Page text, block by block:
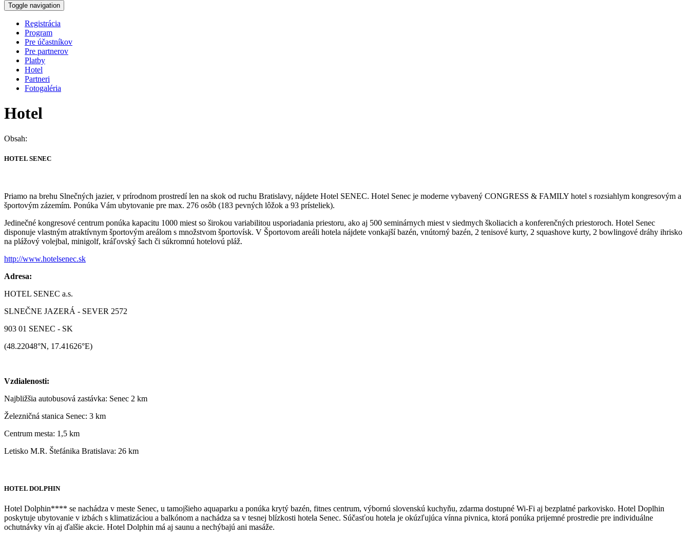
Toggle navigation
Registrácia
Program
Pre účastníkov
Pre partnerov
Platby
Hotel
Partneri
Fotogaléria
Hotel
Obsah:
HOTEL SENEC
Priamo na brehu Slnečných jazier, v prírodnom prostredí len na skok od ruchu Bratislavy, nájdete Hotel SENEC. Hotel Senec je moderne vybavený CONGRESS & FAMILY hotel s rozsiahlym kongresovým a
športovým zázemím. Ponúka Vám ubytovanie pre max. 276 osôb (183 pevných lôžok a 93 prísteliek).
Jedinečné kongresové centrum ponúka kapacitu 1000 miest so širokou variabilitou usporiadania priestoru, ako aj 500 seminárnych miest v siedmych školiacich a konferenčných priestoroch. Hotel Senec
disponuje vlastným atraktívnym športovým areálom s množstvom športovísk. V Športovom areáli hotela nájdete vonkajší bazén, vnútorný bazén, 2 tenisové kurty, 2 squashove kurty, 2 bowlingové dráhy ihrisko
na plážový volejbal, minigolf, kráľovský šach či súkromnú hotelovú pláž.
http://www.hotelsenec.sk
Adresa:
HOTEL SENEC a.s.
SLNEČNE JAZERÁ - SEVER 2572
903 01 SENEC - SK
(48.22048°N, 17.41626°E)
Vzdialenosti:
Najbližšia autobusová zastávka: Senec 2 km
Železničná stanica Senec: 3 km
Centrum mesta: 1,5 km
Letisko M.R. Štefánika Bratislava: 26 km
HOTEL DOLPHIN
Hotel Dolphin**** se nachádza v meste Senec, u tamojšieho aquaparku a ponúka krytý bazén, fitnes centrum, výbornú slovenskú kuchyňu, zdarma dostupné Wi-Fi aj bezplatné parkovisko. Hotel Doplhin
poskytuje ubytovanie v izbách s klimatizáciou a balkónom a nachádza sa v tesnej blízkosti hotela Senec. Súčasťou hotela je okúzľujúca vínna pivnica, ktorá ponúka prijemné prostredie pre individuálne
ochutnávky vín aj ďalšie akcie. Hotel Dolphin má aj saunu a nechýbajú ani masáže.